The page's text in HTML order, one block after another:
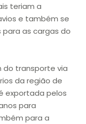
teriam a
e também se
as cargas do
do transporte via
da região de
exportada pelos
para
para a